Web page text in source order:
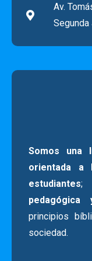
Av.
Somos una
orientada a
estudiantes;
pedagógica
principios
sociedad.